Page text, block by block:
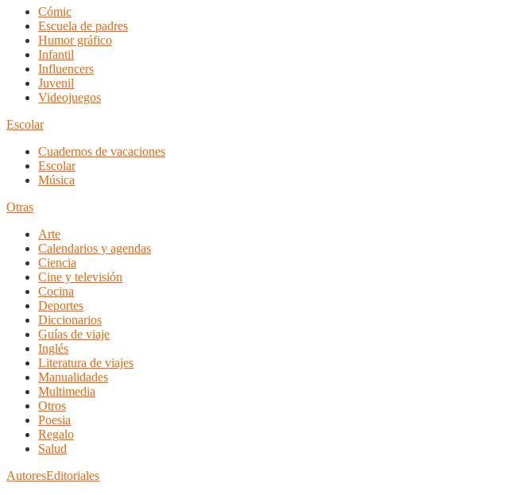
Cómic
Escuela de padres
Humor gráfico
Infantil
Influencers
Juvenil
Videojuegos
Escolar
Cuadernos de vacaciones
Escolar
Música
Otras
Arte
Calendarios y agendas
Ciencia
Cine y televisión
Cocina
Deportes
Diccionarios
Guías de viaje
Inglés
Literatura de viajes
Manualidades
Multimedia
Otros
Poesia
Regalo
Salud
AutoresEditoriales